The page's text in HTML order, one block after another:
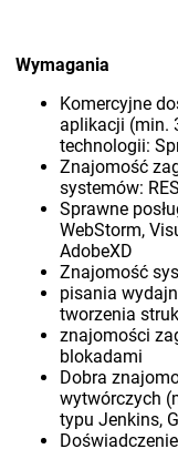
Wymagania
Komercyjne
aplikacji (min.
technologii:
Znajomość
systemów:
Sprawne
WebStorm,
AdobeXD
Znajomość
pisania
tworzenia
znajomości
blokadami
Dobra
wytwórczych
typu Jenkins,